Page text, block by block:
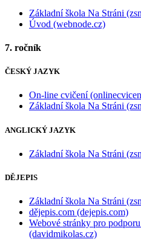
Základní škola Na Stráni
Úvod (webnode.cz)
7. ročník
ČESKÝ JAZYK
On-line cvičení
Základní škola Na Stráni
ANGLICKÝ JAZYK
Základní škola Na Stráni
DĚJEPIS
Základní škola Na Stráni
dějepis.com (dejepis.com)
Webové stránky pro
(davidmikolas.cz)